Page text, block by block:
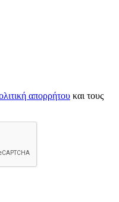
απορρήτου και τους